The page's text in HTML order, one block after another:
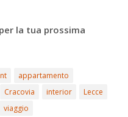
la tua prossima
appartamento
Cracovia interior
Lecce
viaggio